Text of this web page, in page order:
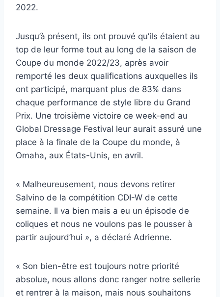
2022.
Jusqu’à présent, ils ont prouvé qu’ils étaient au
top de leur forme tout au long de la saison de
Coupe du monde 2022/23, après avoir
remporté les deux qualifications auxquelles ils
ont participé, marquant plus de 83% dans
chaque performance de style libre du Grand
Prix. Une troisième victoire ce week-end au
Global Dressage Festival leur aurait assuré une
place à la finale de la Coupe du monde, à
Omaha, aux États-Unis, en avril.
« Malheureusement, nous devons retirer
Salvino de la compétition CDI-W de cette
semaine. Il va bien mais a eu un épisode de
coliques et nous ne voulons pas le pousser à
partir aujourd’hui », a déclaré Adrienne.
« Son bien-être est toujours notre priorité
absolue, nous allons donc ranger notre sellerie
et rentrer à la maison, mais nous souhaitons